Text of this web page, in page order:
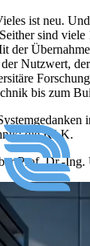
ist neu.
sind
der
Nutzwert,
bis zum
die KLK.
Prof. Dr.-